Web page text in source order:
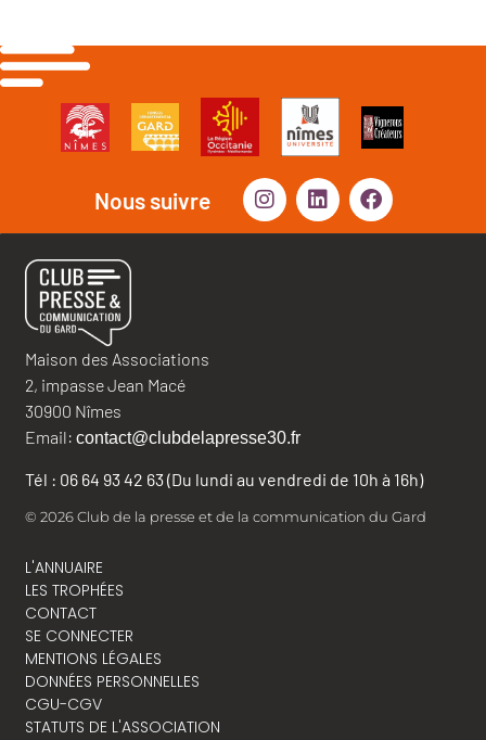
Nous suivre
Maison des Associations
2, impasse Jean Macé
30900 Nîmes
Email: contact@clubdelapresse30.fr
Tél : 06 64 93 42 63 (Du lundi au vendredi de 10h à 16h)
© 2026 Club de la presse et de la communication du Gard
L'ANNUAIRE
LES TROPHÉES
CONTACT
SE CONNECTER
MENTIONS LÉGALES
DONNÉES PERSONNELLES
CGU-CGV
STATUTS DE L'ASSOCIATION